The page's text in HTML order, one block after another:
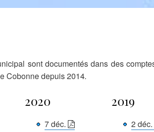
sont documentés dans des
Cobonne depuis 2014.
2020
7 déc.
2019
2 déc.